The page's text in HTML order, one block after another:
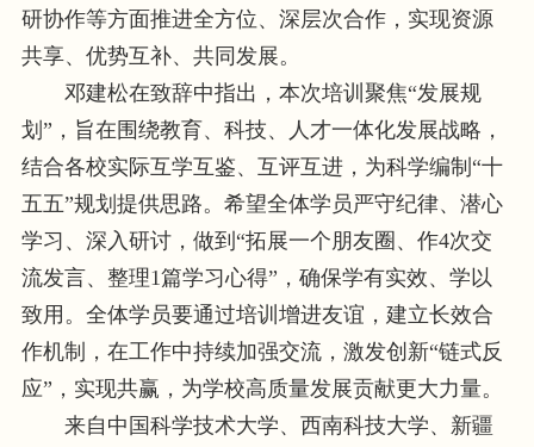
研协作等方面推进全方位、深层次合作，实现资源
共享、优势互补、共同发展。
邓建松在致辞中指出，本次培训聚焦“发展规
划”，旨在围绕教育、科技、人才一体化发展战略，
结合各校实际互学互鉴、互评互进，为科学编制“十
五五”规划提供思路。希望全体学员严守纪律、潜心
学习、深入研讨，做到“拓展一个朋友圈、作4次交
流发言、整理1篇学习心得”，确保学有实效、学以
致用。全体学员要通过培训增进友谊，建立长效合
作机制，在工作中持续加强交流，激发创新“链式反
应”，实现共赢，为学校高质量发展贡献更大力量。
来自中国科学技术大学、西南科技大学、新疆